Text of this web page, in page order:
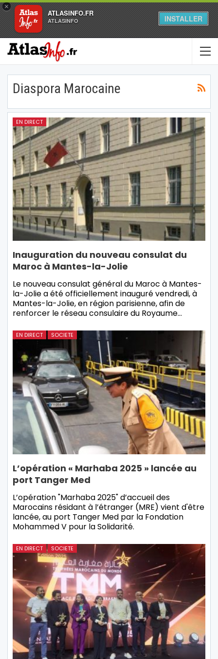
×
ATLASINFO.FR
ATLASINFO INSTALLER
Diaspora Marocaine
EN DIRECT
Inauguration du nouveau consulat du
Maroc à Mantes-la-Jolie
Le nouveau consulat général du Maroc à Mantes-
la-Jolie a été officiellement inauguré vendredi, à
Mantes-la-Jolie, en région parisienne, afin de
renforcer le réseau consulaire du Royaume…
EN DIRECT SOCIETE
L’opération « Marhaba 2025 » lancée au
port Tanger Med
L’opération "Marhaba 2025" d’accueil des
Marocains résidant à l’étranger (MRE) vient d'être
lancée, au port Tanger Med par la Fondation
Mohammed V pour la Solidarité.
EN DIRECT SOCIETE